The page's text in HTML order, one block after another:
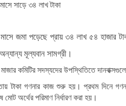
জমা পড়েছে প্রায় ৩৪ লাখ ৫৪ হাজার
অন্যান্য মূল্যবান সামগ্রী।
কমিটির সদস্যদের উপস্থিতিতে
টাকা গণনার কাজ শুরু হয়। প্রথম দিনে
অর্থের পরিমাণ নির্ধারণ করা হয়।